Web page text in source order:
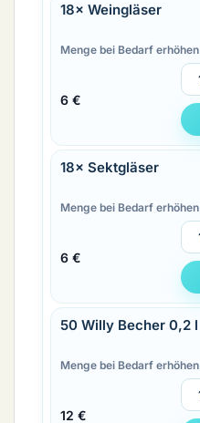
18× Weingläser
Menge bei Bedarf erhöhen
6 €
18× Sektgläser
Menge bei Bedarf erhöhen
6 €
50 Willy Becher 0,2 l
Menge bei Bedarf erhöhen
12 €